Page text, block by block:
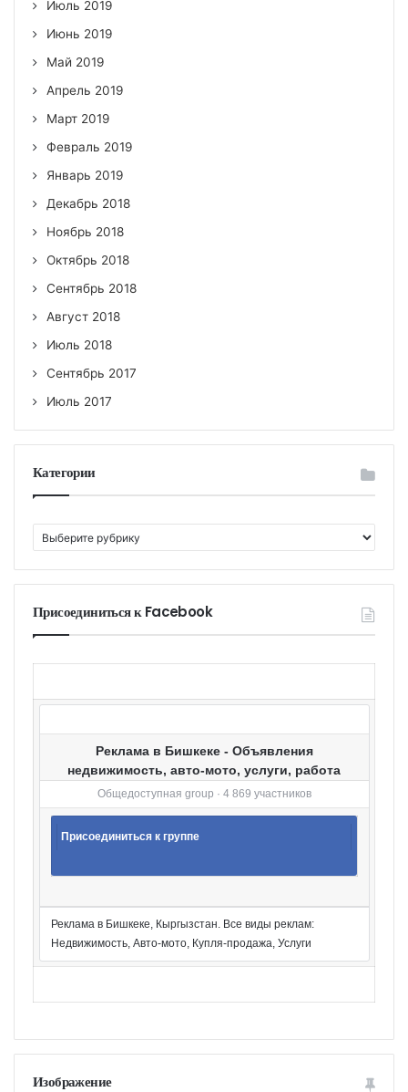
Июль 2019
Июнь 2019
Май 2019
Апрель 2019
Март 2019
Февраль 2019
Январь 2019
Декабрь 2018
Ноябрь 2018
Октябрь 2018
Сентябрь 2018
Август 2018
Июль 2018
Сентябрь 2017
Июль 2017
Категории
а
т
г
и
Присоединиться к Facebook
Реклама в Бишкеке - Объявления
недвижимость, авто-мото, услуги, работа
Общедоступная group · 4 869 участников
Присоединиться к группе
Реклама в Бишкеке, Кыргызстан. Все виды реклам:
Недвижимость, Авто-мото, Купля-продажа, Услуги
Изображение